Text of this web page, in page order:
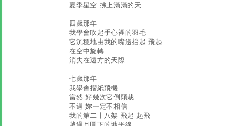
夏季星空 拂上滿滿的天
四歲那年
我學會吹起手心裡的羽毛
它沉穩地由我的嘴邊抬起 飛起
在空中旋轉
消失在遠方的天際
七歲那年
我學會摺紙飛機
當然 好幾次它倒頭栽
不過 妳一定不相信
我的第二十八架 飛起 起飛